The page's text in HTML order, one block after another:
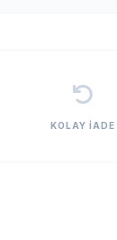
KOLAY İADE